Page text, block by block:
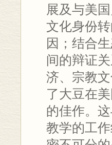
展及与美
文化身份
因；结合
间的辩证
济、宗教
了大豆在
的佳作。
教学的工